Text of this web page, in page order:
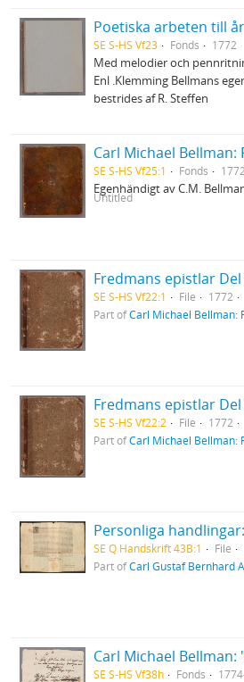
Poetiska arbeten till
SE S-HS Vf23 Fonds 1772
Med melodier och
Enl .Klemming Bellmans
bestrides af R. Steffen
SE S-HS Vf25:1 Fonds 1772
Egenhändigt av C.M.
Untitled
SE S-HS Vf22:1 File
1772
Part ofCarl Michael Bellman:
SE S-HS Vf22:2 File
1772
Part ofCarl Michael Bellman:
SE Q Handskrift 43B:1 File
Part ofCarl Gustaf Bernhard
SE S-HS Vf38h Fonds